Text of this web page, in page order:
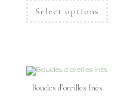
Select options
Boucles d’oreilles Inès